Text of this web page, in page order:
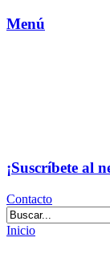
Menú
¡Suscríbete al
Contacto
Inicio